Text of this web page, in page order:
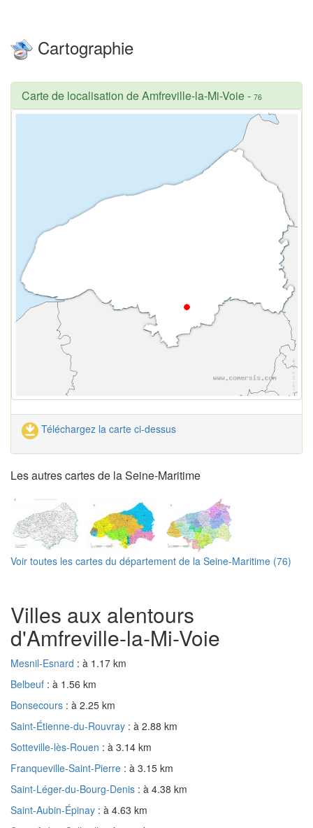
Cartographie
Carte de localisation de Amfreville-la-Mi-Voie- 76
Téléchargez la carte ci-dessus
Les autres cartes de la Seine-Maritime
Voir toutes les cartes du département de la Seine-Maritime (76)
Villes aux alentours
d'Amfreville-la-Mi-Voie
Mesnil-Esnard : à 1.17 km
Belbeuf : à 1.56 km
Bonsecours : à 2.25 km
Saint-Étienne-du-Rouvray : à 2.88 km
Sotteville-lès-Rouen : à 3.14 km
Franqueville-Saint-Pierre : à 3.15 km
Saint-Léger-du-Bourg-Denis : à 4.38 km
Saint-Aubin-Épinay : à 4.63 km